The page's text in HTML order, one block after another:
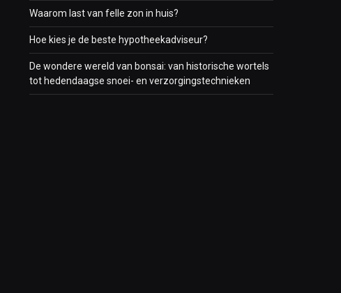
Waarom last van felle zon in huis?
Hoe kies je de beste hypotheekadviseur?
De wondere wereld van bonsai: van historische wortels
tot hedendaagse snoei- en verzorgingstechnieken